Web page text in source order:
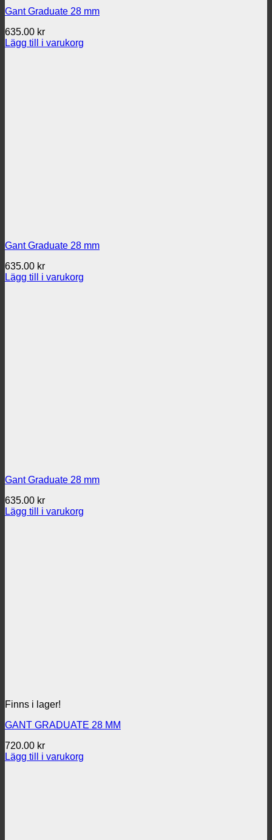
Gant Graduate 28 mm
635.00 kr
Lägg till i varukorg
Gant Graduate 28 mm
635.00 kr
Lägg till i varukorg
Gant Graduate 28 mm
635.00 kr
Lägg till i varukorg
Finns i lager!
GANT GRADUATE 28 MM
720.00 kr
Lägg till i varukorg